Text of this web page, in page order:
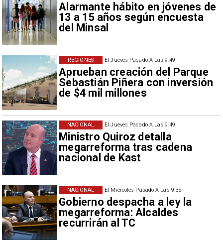
Alarmante hábito en jóvenes de
13 a 15 años según encuesta
del Minsal
El Jueves Pasado A Las 9:49
Aprueban creación del Parque
Sebastián Piñera con inversión
de $4 mil millones
REGIONES
El Jueves Pasado A Las 9:49
Ministro Quiroz detalla
megarreforma tras cadena
nacional de Kast
NACIONAL
El Miércoles Pasado A Las 9:35
Gobierno despacha a ley la
megarreforma: Alcaldes
recurrirán al TC
NACIONAL